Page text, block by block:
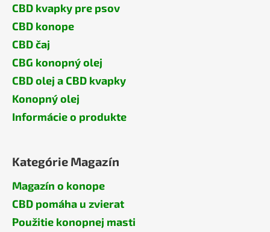
CBD kvapky pre psov
CBD konope
CBD čaj
CBG konopný olej
CBD olej a CBD kvapky
Konopný olej
Informácie o produkte
Kategórie Magazín
Magazín o konope
CBD pomáha u zvierat
Použitie konopnej masti